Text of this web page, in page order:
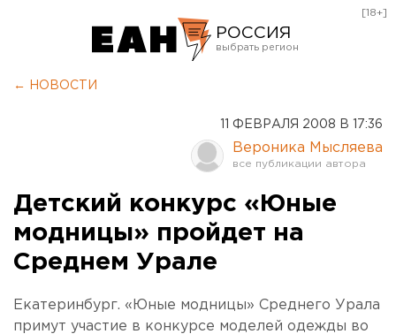
РОССИЯ
Оренбург
[18+]
← НОВОСТИ
11 ФЕВРАЛЯ 2008 В 17:36
Вероника Мысляева
Детский конкурс «Юные
модницы» пройдет на
Среднем Урале
Екатеринбург. «Юные модницы» Среднего Урала
примут участие в конкурсе моделей одежды во